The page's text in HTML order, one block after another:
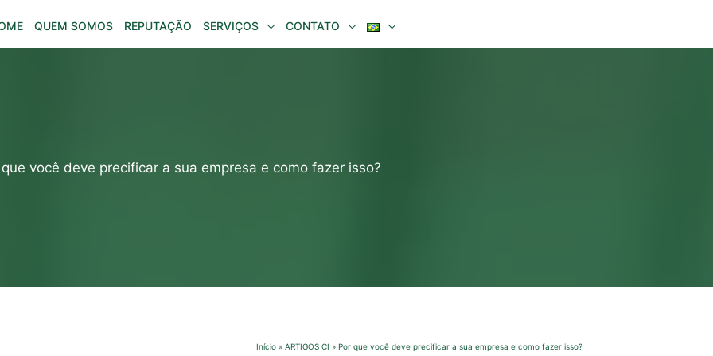
QUEM SOMOS REPUTAÇÃO SERVIÇOS CONTATO
que você deve precificar a sua empresa e como fazer isso?
Início ARTIGOS CI Por que você deve precificar a sua empresa e como fazer isso?